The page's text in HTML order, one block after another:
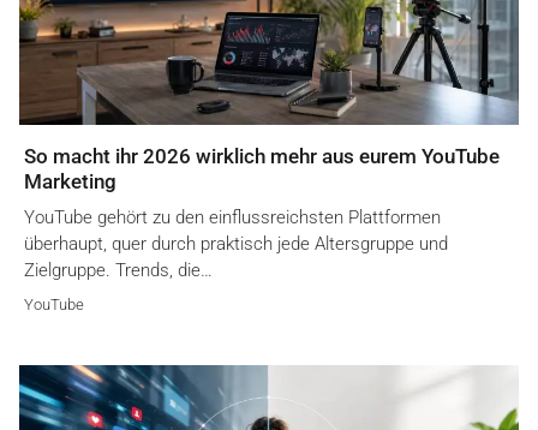
So macht ihr 2026 wirklich mehr aus eurem YouTube
Marketing
YouTube gehört zu den einflussreichsten Plattformen
überhaupt, quer durch praktisch jede Altersgruppe und
Zielgruppe. Trends, die…
YouTube